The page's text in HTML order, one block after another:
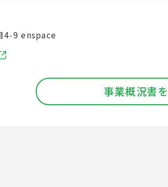
4-9 enspace
事業概況書